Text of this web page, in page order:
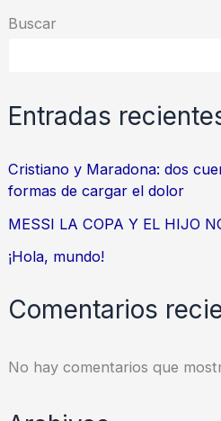
Buscar
Entradas
Cristiano y Maradona: dos
formas de cargar el dolor
MESSI LA COPA Y EL HIJO
¡Hola, mundo!
Comentarios
No hay comentarios que